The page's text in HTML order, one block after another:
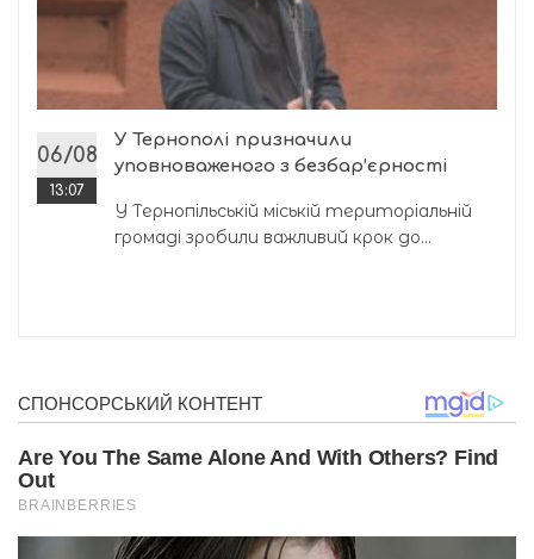
06/08
13:07
У Тернополі призначили
уповноваженого з безбар’єрності
У Тернопільській міській територіальній
громаді зробили важливий крок до...